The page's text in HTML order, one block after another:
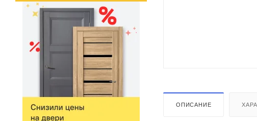
ОПИСАНИЕ